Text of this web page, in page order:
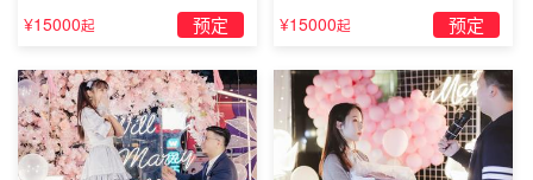
求婚」
¥15000起 预定 婚」
¥15000起 预定